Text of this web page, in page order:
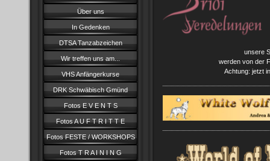
Über uns
In Gedenken
DTSA Tanzabzeichen
Wir treffen uns am...
VHS Anfängerkurse
DRK Schwäbisch Gmünd
Fotos E V E N T S
Fotos A U F T R I T T E
Fotos FESTE / WORKSHOPS
Fotos T R A I N I N G
unsere
werden von der
Achtung: jetzt